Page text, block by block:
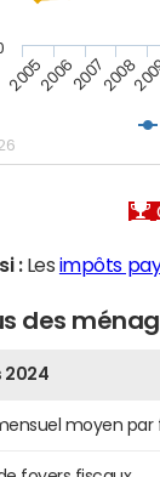
2005200620072008
:Les impôts
des
2024
moyen par